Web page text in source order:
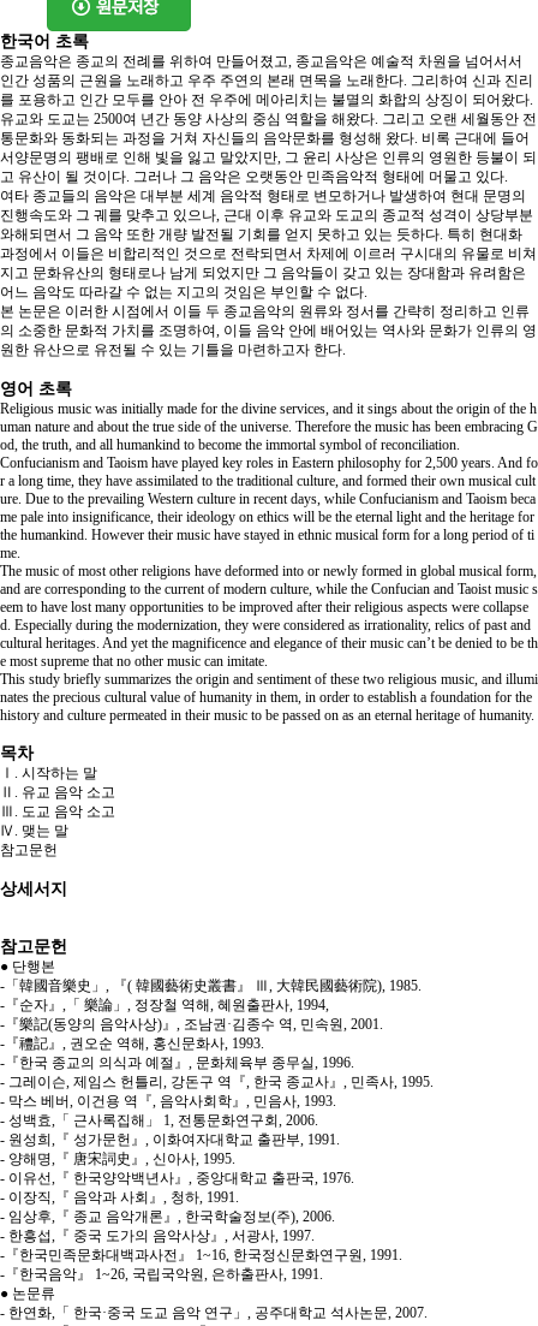
한국어 초록
종교음악은 종교의 전례를 위하여 만들어졌고, 종교음악은 예술적 차원을 넘어서서
인간 성품의 근원을 노래하고 우주 주연의 본래 면목을 노래한다. 그리하여 신과 진리
를 포용하고 인간 모두를 안아 전 우주에 메아리치는 불멸의 화합의 상징이 되어왔다.
유교와 도교는 2500여 년간 동양 사상의 중심 역할을 해왔다. 그리고 오랜 세월동안 전
통문화와 동화되는 과정을 거쳐 자신들의 음악문화를 형성해 왔다. 비록 근대에 들어
서양문명의 팽배로 인해 빛을 잃고 말았지만, 그 윤리 사상은 인류의 영원한 등불이 되
고 유산이 될 것이다. 그러나 그 음악은 오랫동안 민족음악적 형태에 머물고 있다.
여타 종교들의 음악은 대부분 세계 음악적 형태로 변모하거나 발생하여 현대 문명의
진행속도와 그 궤를 맞추고 있으나, 근대 이후 유교와 도교의 종교적 성격이 상당부분
와해되면서 그 음악 또한 개량 발전될 기회를 얻지 못하고 있는 듯하다. 특히 현대화
과정에서 이들은 비합리적인 것으로 전락되면서 차제에 이르러 구시대의 유물로 비쳐
지고 문화유산의 형태로나 남게 되었지만 그 음악들이 갖고 있는 장대함과 유려함은
어느 음악도 따라갈 수 없는 지고의 것임은 부인할 수 없다.
본 논문은 이러한 시점에서 이들 두 종교음악의 원류와 정서를 간략히 정리하고 인류
의 소중한 문화적 가치를 조명하여, 이들 음악 안에 배어있는 역사와 문화가 인류의 영
원한 유산으로 유전될 수 있는 기틀을 마련하고자 한다.
영어 초록
Religious music was initially made for the divine services, and it sings about the origin of the h
uman nature and about the true side of the universe. Therefore the music has been embracing G
od, the truth, and all humankind to become the immortal symbol of reconciliation.
Confucianism and Taoism have played key roles in Eastern philosophy for 2,500 years. And fo
r a long time, they have assimilated to the traditional culture, and formed their own musical cult
ure. Due to the prevailing Western culture in recent days, while Confucianism and Taoism beca
me pale into insignificance, their ideology on ethics will be the eternal light and the heritage for
the humankind. However their music have stayed in ethnic musical form for a long period of ti
me.
The music of most other religions have deformed into or newly formed in global musical form,
and are corresponding to the current of modern culture, while the Confucian and Taoist music s
eem to have lost many opportunities to be improved after their religious aspects were collapse
d. Especially during the modernization, they were considered as irrationality, relics of past and
cultural heritages. And yet the magnificence and elegance of their music can’t be denied to be th
e most supreme that no other music can imitate.
This study briefly summarizes the origin and sentiment of these two religious music, and illumi
nates the precious cultural value of humanity in them, in order to establish a foundation for the
history and culture permeated in their music to be passed on as an eternal heritage of humanity.
목차
Ⅰ. 시작하는 말
Ⅱ. 유교 음악 소고
Ⅲ. 도교 음악 소고
Ⅳ. 맺는 말
참고문헌
상세서지
참고문헌
● 단행본
-「韓國音樂史」, 『( 韓國藝術史叢書』 Ⅲ, 大韓民國藝術院), 1985.
-『순자』,「 樂論」, 정장철 역해, 혜원출판사, 1994,
-『樂記(동양의 음악사상)』, 조남권·김종수 역, 민속원, 2001.
-『禮記』, 권오순 역해, 홍신문화사, 1993.
-『한국 종교의 의식과 예절』, 문화체육부 종무실, 1996.
- 그레이슨, 제임스 헌틀리, 강돈구 역『, 한국 종교사』, 민족사, 1995.
- 막스 베버, 이건용 역『, 음악사회학』, 민음사, 1993.
- 성백효,「 근사록집해」 1, 전통문화연구회, 2006.
- 원성희,『 성가문헌』, 이화여자대학교 출판부, 1991.
- 양해명,『 唐宋詞史』, 신아사, 1995.
- 이유선,『 한국양악백년사』, 중앙대학교 출판국, 1976.
- 이장직,『 음악과 사회』, 청하, 1991.
- 임상후,『 종교 음악개론』, 한국학술정보(주), 2006.
- 한흥섭,『 중국 도가의 음악사상』, 서광사, 1997.
-『한국민족문화대백과사전』 1~16, 한국정신문화연구원, 1991.
-『한국음악』 1~26, 국립국악원, 은하출판사, 1991.
● 논문류
- 한연화,「 한국·중국 도교 음악 연구」, 공주대학교 석사논문, 2007.